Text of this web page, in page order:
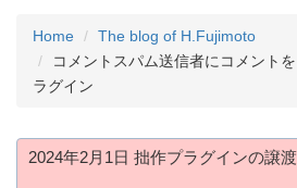
Home
The blog of H.Fujimoto
コメントスパム送信者にコメント
ラグイン
2024年2月1日 拙作プラグインの譲